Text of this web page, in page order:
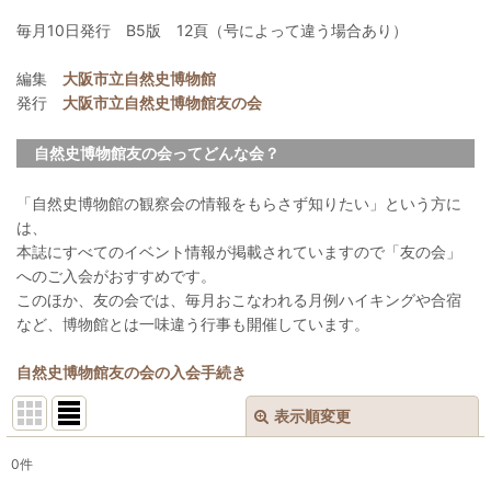
毎月10日発行 B5版 12頁（号によって違う場合あり）
編集 大阪市立自然史博物館
発行 大阪市立自然史博物館友の会
自然史博物館友の会ってどんな会？
「自然史博物館の観察会の情報をもらさず知りたい」という方に
は、
本誌にすべてのイベント情報が掲載されていますので「友の会」
へのご入会がおすすめです。
このほか、友の会では、毎月おこなわれる月例ハイキングや合宿
など、博物館とは一味違う行事も開催しています。
自然史博物館友の会の入会手続き
表示順変更
0件